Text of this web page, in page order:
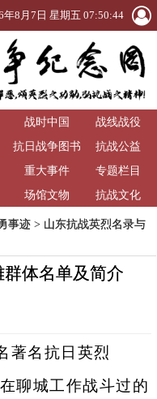
年8月7日 星期五 07:50:45
战时中国
战线战役
抗日战争图书
馆
抗战公益
重大事件
专题栏目
场馆文物 抗战文化
事迹> 山东抗战英烈名录与
体名单及简介
名抗日英烈
城工作战斗过的